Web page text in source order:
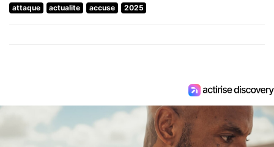
attaque
actualite accuse 2025